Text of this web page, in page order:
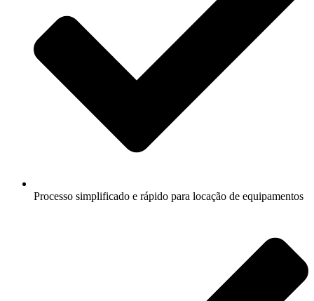
Processo simplificado e rápido para locação de equipamentos